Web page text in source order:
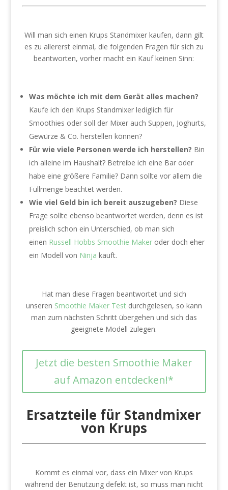
Will man sich einen Krups Standmixer kaufen, dann gilt
es zu allererst einmal, die folgenden Fragen für sich zu
beantworten, vorher macht ein Kauf keinen Sinn:
Was möchte ich mit dem Gerät alles machen?
Kaufe ich den Krups Standmixer lediglich für
Smoothies oder soll der Mixer auch Suppen, Joghurts,
Gewürze & Co. herstellen können?
Für wie viele Personen werde ich herstellen? Bin
ich alleine im Haushalt? Betreibe ich eine Bar oder
habe eine größere Familie? Dann sollte vor allem die
Füllmenge beachtet werden.
Wie viel Geld bin ich bereit auszugeben? Diese
Frage sollte ebenso beantwortet werden, denn es ist
preislich schon ein Unterschied, ob man sich
einen Russell Hobbs Smoothie Makeroder doch eher
ein Modell von Ninja kauft.
Hat man diese Fragen beantwortet und sich
unseren Smoothie Maker Testdurchgelesen, so kann
man zum nächsten Schritt übergehen und sich das
geeignete Modell zulegen.
Jetzt die besten Smoothie Maker
auf Amazon entdecken!*
Ersatzteile für Standmixer
von Krups
Kommt es einmal vor, dass ein Mixer von Krups
während der Benutzung defekt ist, so muss man nicht